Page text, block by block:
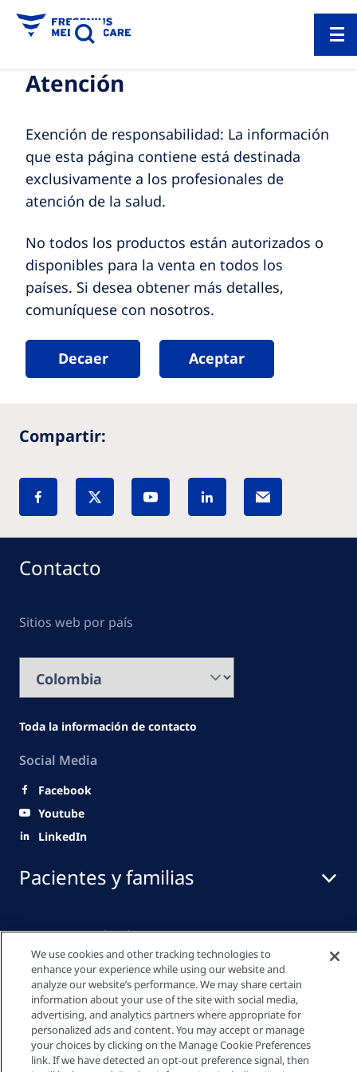
Atención
Exención de responsabilidad: La información
que esta página contiene está destinada
exclusivamente a los profesionales de
atención de la salud.
No todos los productos están autorizados o
disponibles para la venta en todos los
países. Si desea obtener más detalles,
comuníquese con nosotros.
Decaer Aceptar
Compartir:
Pacientes y familias
Sector Salud
Enlaces rápidos
Contacto
Sitios web por país
Toda la información de contacto
Social Media
Facebook
Youtube
LinkedIn
Política de privacidad
We use cookies and other tracking technologies to
enhance your experience while using our website and
analyze our website’s performance. We may share certain
information about your use of the site with social media,
advertising, and analytics partners where appropriate for
personalized ads and content. You may accept or manage
your choices by clicking on the Manage Cookie Preferences
link. If we have detected an opt-out preference signal, then